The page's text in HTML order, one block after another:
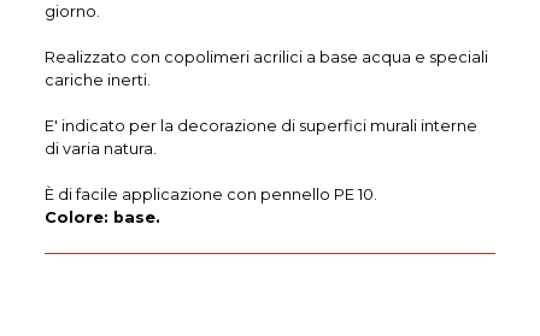
giorno.
Realizzato con copolimeri acrilici a base acqua e speciali
cariche inerti.
E' indicato per la decorazione di superfici murali interne
di varia natura.
È di facile applicazione con pennello PE 10.
Colore: base.